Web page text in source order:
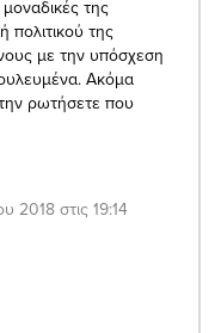
μοναδικές της
πολιτικού της
με την υπόσχεση
Ακόμα
ρωτήσετε που
2018 στις 19:14